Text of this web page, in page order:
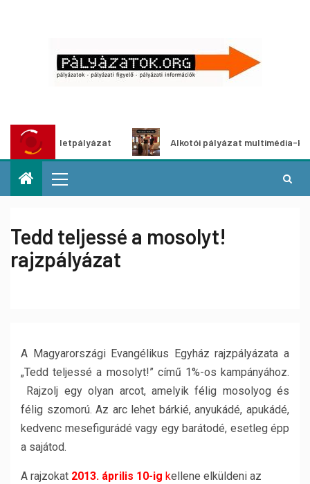
ötletpályázat Alkotói pályázat multimédia-
Tedd teljessé a mosolyt!
rajzpályázat
A Magyarországi Evangélikus Egyház rajzpályázata a
„Tedd teljessé a mosolyt!” című 1%-os kampányához.
Rajzolj egy olyan arcot, amelyik félig mosolyog és
félig szomorú. Az arc lehet bárkié, anyukádé, apukádé,
kedvenc mesefigurádé vagy egy barátodé, esetleg épp
a sajátod.
A rajzokat 2013. április 10-ig kellene elküldeni az